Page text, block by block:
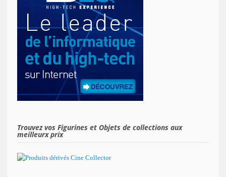
Trouvez vos Figurines et Objets de collections aux
meilleurx prix